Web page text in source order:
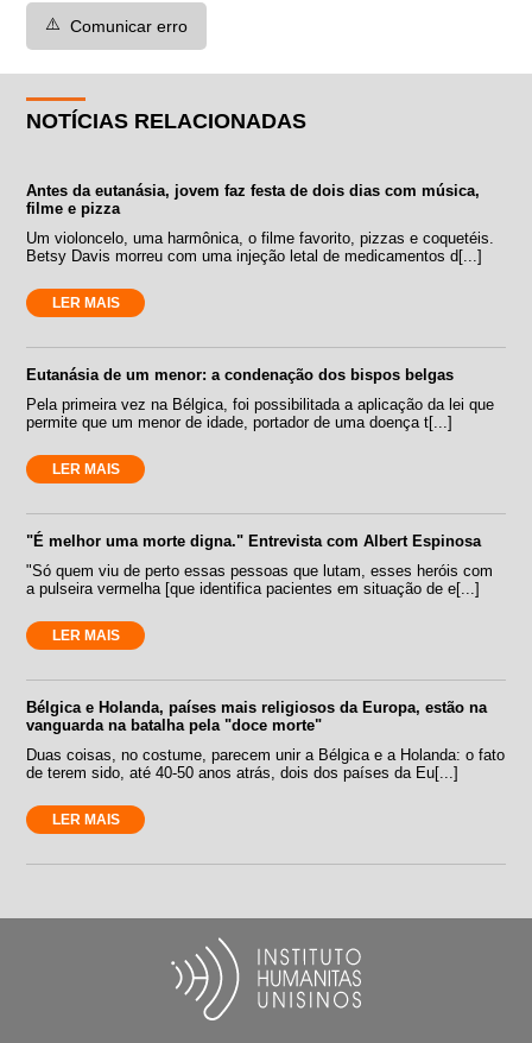
⚠️ Comunicar erro
NOTÍCIAS RELACIONADAS
Antes da eutanásia, jovem faz festa de dois dias com música,
filme e pizza
Um violoncelo, uma harmônica, o filme favorito, pizzas e coquetéis.
Betsy Davis morreu com uma injeção letal de medicamentos d[...]
LER MAIS
Eutanásia de um menor: a condenação dos bispos belgas
Pela primeira vez na Bélgica, foi possibilitada a aplicação da lei que
permite que um menor de idade, portador de uma doença t[...]
LER MAIS
"É melhor uma morte digna." Entrevista com Albert Espinosa
"Só quem viu de perto essas pessoas que lutam, esses heróis com
a pulseira vermelha [que identifica pacientes em situação de e[...]
LER MAIS
Bélgica e Holanda, países mais religiosos da Europa, estão na
vanguarda na batalha pela "doce morte"
Duas coisas, no costume, parecem unir a Bélgica e a Holanda: o fato
de terem sido, até 40-50 anos atrás, dois dos países da Eu[...]
LER MAIS